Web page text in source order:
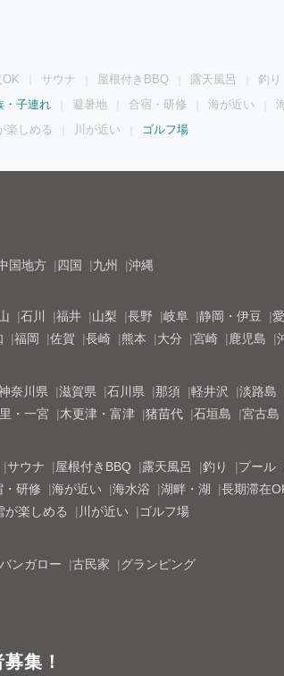
OK サウナ 屋根付きBBQ 露天風呂 釣り
・子連れ 避暑地 合宿・研修 海が近い
楽しめる 川が近い ゴルフ場
国地方 四国 九州
沖縄
石川 福井 山梨 長野 岐阜 静岡・伊豆
福岡 佐賀 長崎 熊本 大分 宮崎 鹿児島
奈川県 滋賀県 石川県 那須 軽井沢 淡路島
・一宮 木更津・富津 猪苗代 石垣島 宮古島
サウナ 屋根付きBBQ 露天風呂 釣り プール
・研修 海が近い 海水浴 湖畔・湖 長期滞在
が楽しめる 川が近い
ゴルフ場
バンガロー 古民家 グランピング
集！